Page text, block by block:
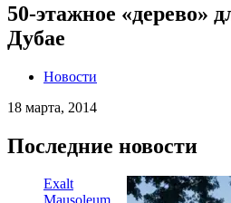
50-этажное «дерево»
Дубае
Новости
18 марта, 2014
Последние новости
Exalt